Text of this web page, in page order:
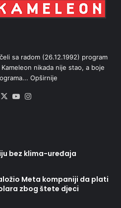
sa radom (26.12.1992) program
nikada nije stao, a boje
Opširnije
Facebook
X YouTube
bez klima-uređaja
Meta kompaniji da plati
zbog štete djeci